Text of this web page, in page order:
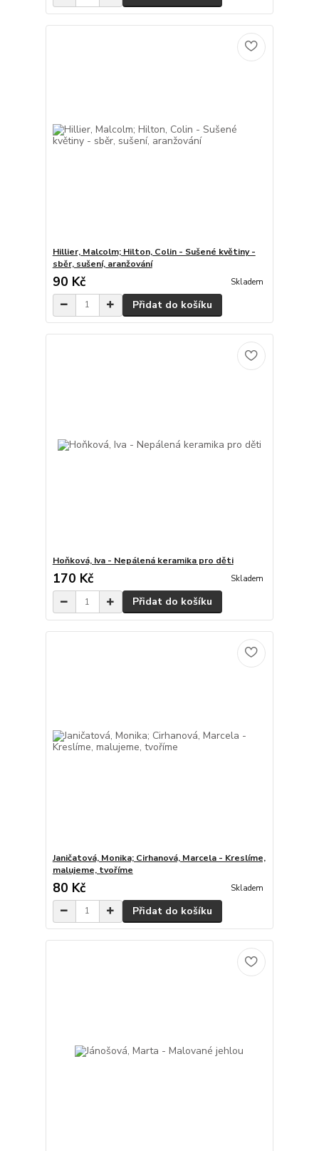
Hillier, Malcolm; Hilton, Colin - Sušené květiny -
sběr, sušení, aranžování
90 Kč Skladem
Přidat do košíku
Hoňková, Iva - Nepálená keramika pro děti
170 Kč Skladem
Přidat do košíku
Janičatová, Monika; Cirhanová, Marcela - Kreslíme,
malujeme, tvoříme
80 Kč Skladem
Přidat do košíku